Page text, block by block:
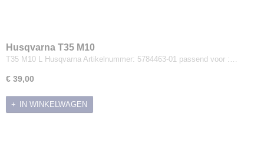
Husqvarna T35 M10
T35 M10 L Husqvarna Artikelnummer: 5784463-01 passend voor :…
€ 39,00
IN WINKELWAGEN